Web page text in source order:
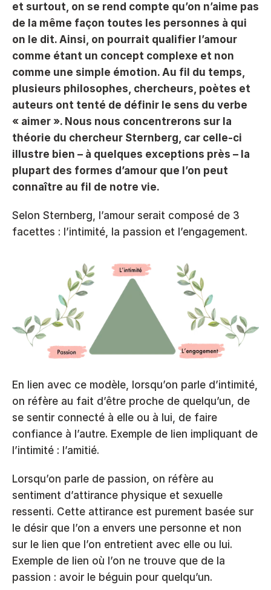
et surtout, on se rend compte qu’on n’aime pas
de la même façon toutes les personnes à qui
on le dit. Ainsi, on pourrait qualifier l’amour
comme étant un concept complexe et non
comme une simple émotion. Au fil du temps,
plusieurs philosophes, chercheurs, poètes et
auteurs ont tenté de définir le sens du verbe
« aimer ». Nous nous concentrerons sur la
théorie du chercheur Sternberg, car celle-ci
illustre bien – à quelques exceptions près – la
plupart des formes d’amour que l’on peut
connaître au fil de notre vie.
Selon Sternberg, l’amour serait composé de 3
facettes : l’intimité, la passion et l’engagement.
En lien avec ce modèle, lorsqu’on parle d’intimité,
on réfère au fait d’être proche de quelqu’un, de
se sentir connecté à elle ou à lui, de faire
confiance à l’autre. Exemple de lien impliquant de
l’intimité : l’amitié.
Lorsqu’on parle de passion, on réfère au
sentiment d’attirance physique et sexuelle
ressenti. Cette attirance est purement basée sur
le désir que l’on a envers une personne et non
sur le lien que l’on entretient avec elle ou lui.
Exemple de lien où l’on ne trouve que de la
passion : avoir le béguin pour quelqu’un.